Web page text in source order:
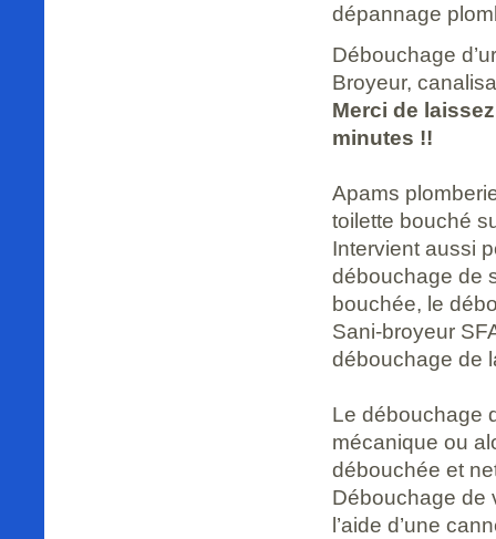
dépannage
Débouchage
Broyeur,
Merci de
minutes !!
Apams
toilette bouché
Intervient aussi
débouchage de
bouchée, le
Sani-broyeur
débouchage de
Le débouchage
mécanique ou
débouchée et
Débouchage de
l’aide d’une